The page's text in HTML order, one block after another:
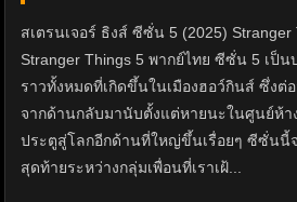
สเตรนเจอร์ ธิงส์ ซีซั่น 5 (2025)
Stranger Things 5 พากย์ไทย ซีซั่น 5 เป็
ราวทั้งหมดที่เกิดขึ้นในเมืองฮอว์กินส์ ซึ่งต่
จากด้านกลับมานับตั้งแต่หายนะในศูนย์ห้า
ประตูสู่โลกอีกด้านที่ใหญ่ขึ้นเรื่อยๆ ซีซั่นนี้
สุดท้ายระหว่างกลุ่มเพื่อนที่เราเฝ้...